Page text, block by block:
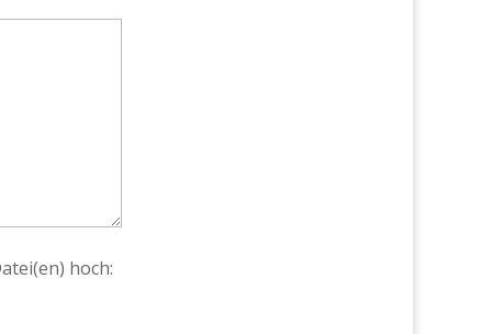
hoch: